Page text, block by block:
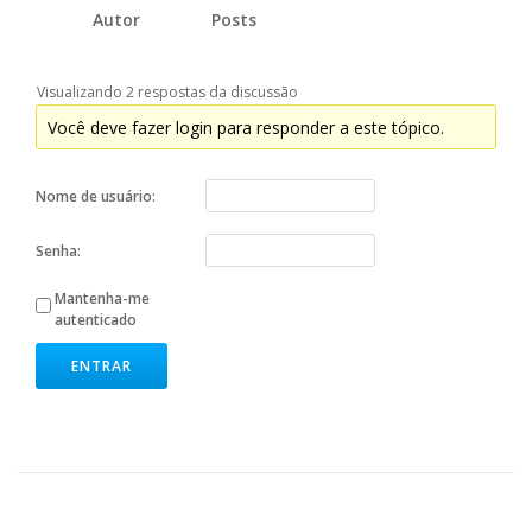
Autor Posts
Visualizando 2 respostas da discussão
Você deve fazer login para responder a este tópico.
Nome de usuário:
Senha:
Mantenha-me
autenticado
ENTRAR